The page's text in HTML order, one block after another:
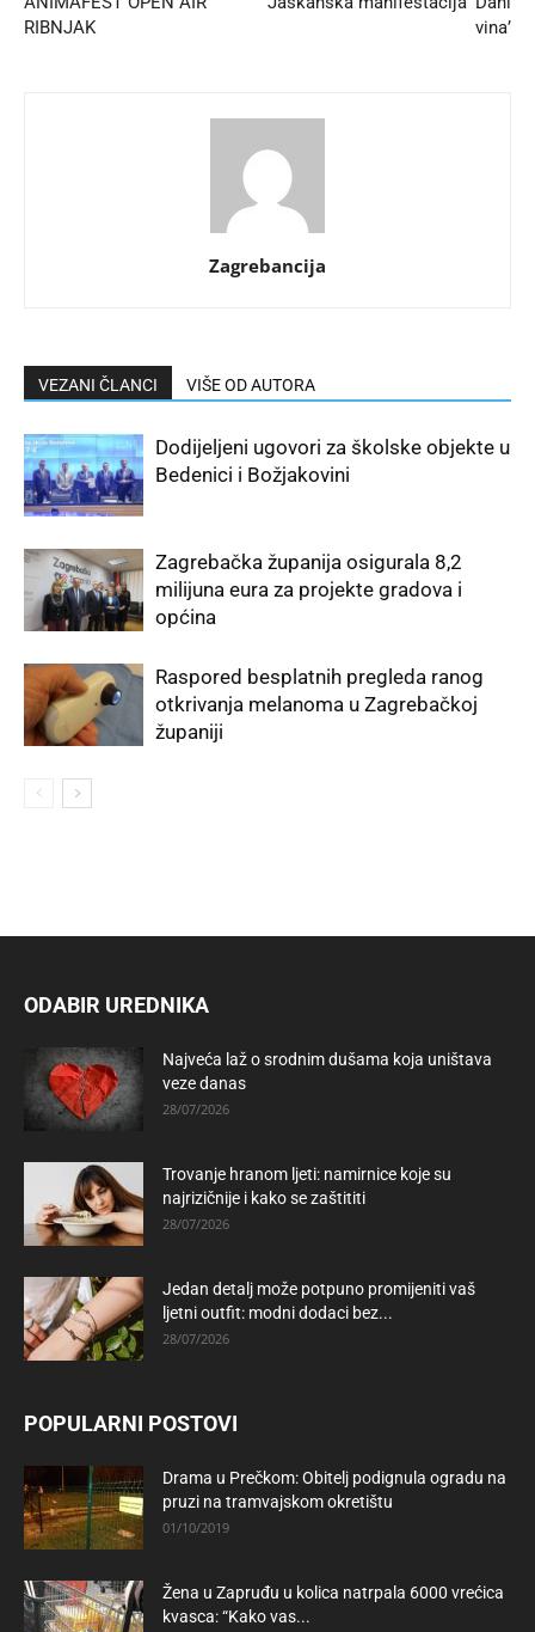
RIBNJAK
vina’
Zagrebancija
VEZANI ČLANCI VIŠE OD AUTORA
Dodijeljeni ugovori za školske objekte u
Bedenici i Božjakovini
Zagrebačka županija osigurala 8,2
milijuna eura za projekte gradova i
općina
Raspored besplatnih pregleda ranog
otkrivanja melanoma u Zagrebačkoj
županiji
ODABIR UREDNIKA
Najveća laž o srodnim dušama koja uništava
veze danas
28/07/2026
Trovanje hranom ljeti: namirnice koje su
najrizičnije i kako se zaštititi
28/07/2026
Jedan detalj može potpuno promijeniti vaš
ljetni outfit: modni dodaci bez...
28/07/2026
POPULARNI POSTOVI
Drama u Prečkom: Obitelj podignula ogradu na
pruzi na tramvajskom okretištu
01/10/2019
Žena u Zapruđu u kolica natrpala 6000 vrećica
kvasca: “Kako vas...